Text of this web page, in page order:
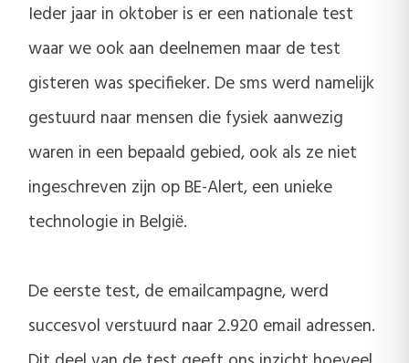
Ieder jaar in oktober is er een nationale test
waar we ook aan deelnemen maar de test
gisteren was specifieker. De sms werd namelijk
gestuurd naar mensen die fysiek aanwezig
waren in een bepaald gebied, ook als ze niet
ingeschreven zijn op BE-Alert, een unieke
technologie in België.
De eerste test, de emailcampagne, werd
succesvol verstuurd naar 2.920 email adressen.